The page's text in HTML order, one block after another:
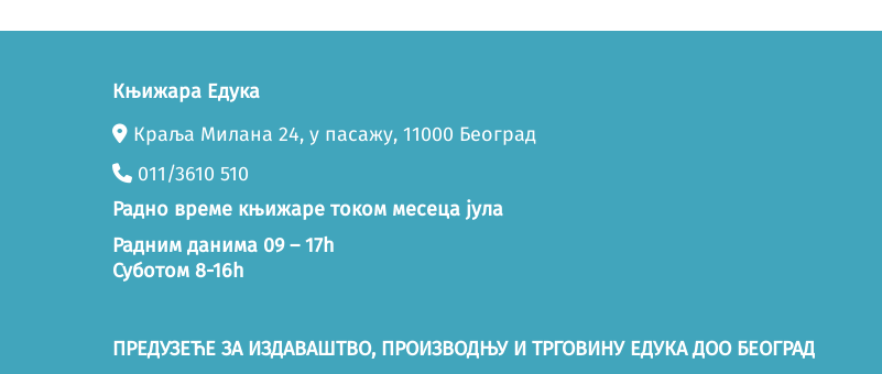
Књижара Едука
Краља Милана 24, у пасажу, 11000 Београд
011/3610 510
Радно време књижаре током месеца јула
Радним данима 09 – 17h
Суботом 8-16h
ПРЕДУЗЕЋЕ ЗА ИЗДАВАШТВО, ПРОИЗВОДЊУ И ТРГОВИНУ ЕДУКА ДОО БЕОГРАД